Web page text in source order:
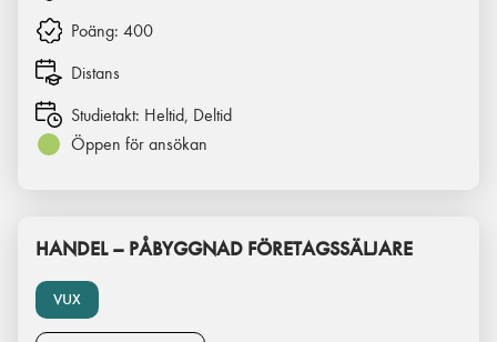
Poäng: 400
Distans
Studietakt: Heltid, Deltid
Öppen för ansökan
VUX
HANDEL – PÅBYGGNAD FÖRETAGSSÄLJARE